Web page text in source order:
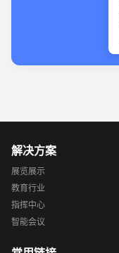
解决方案
展览展示
教育行业
指挥中心
智能会议